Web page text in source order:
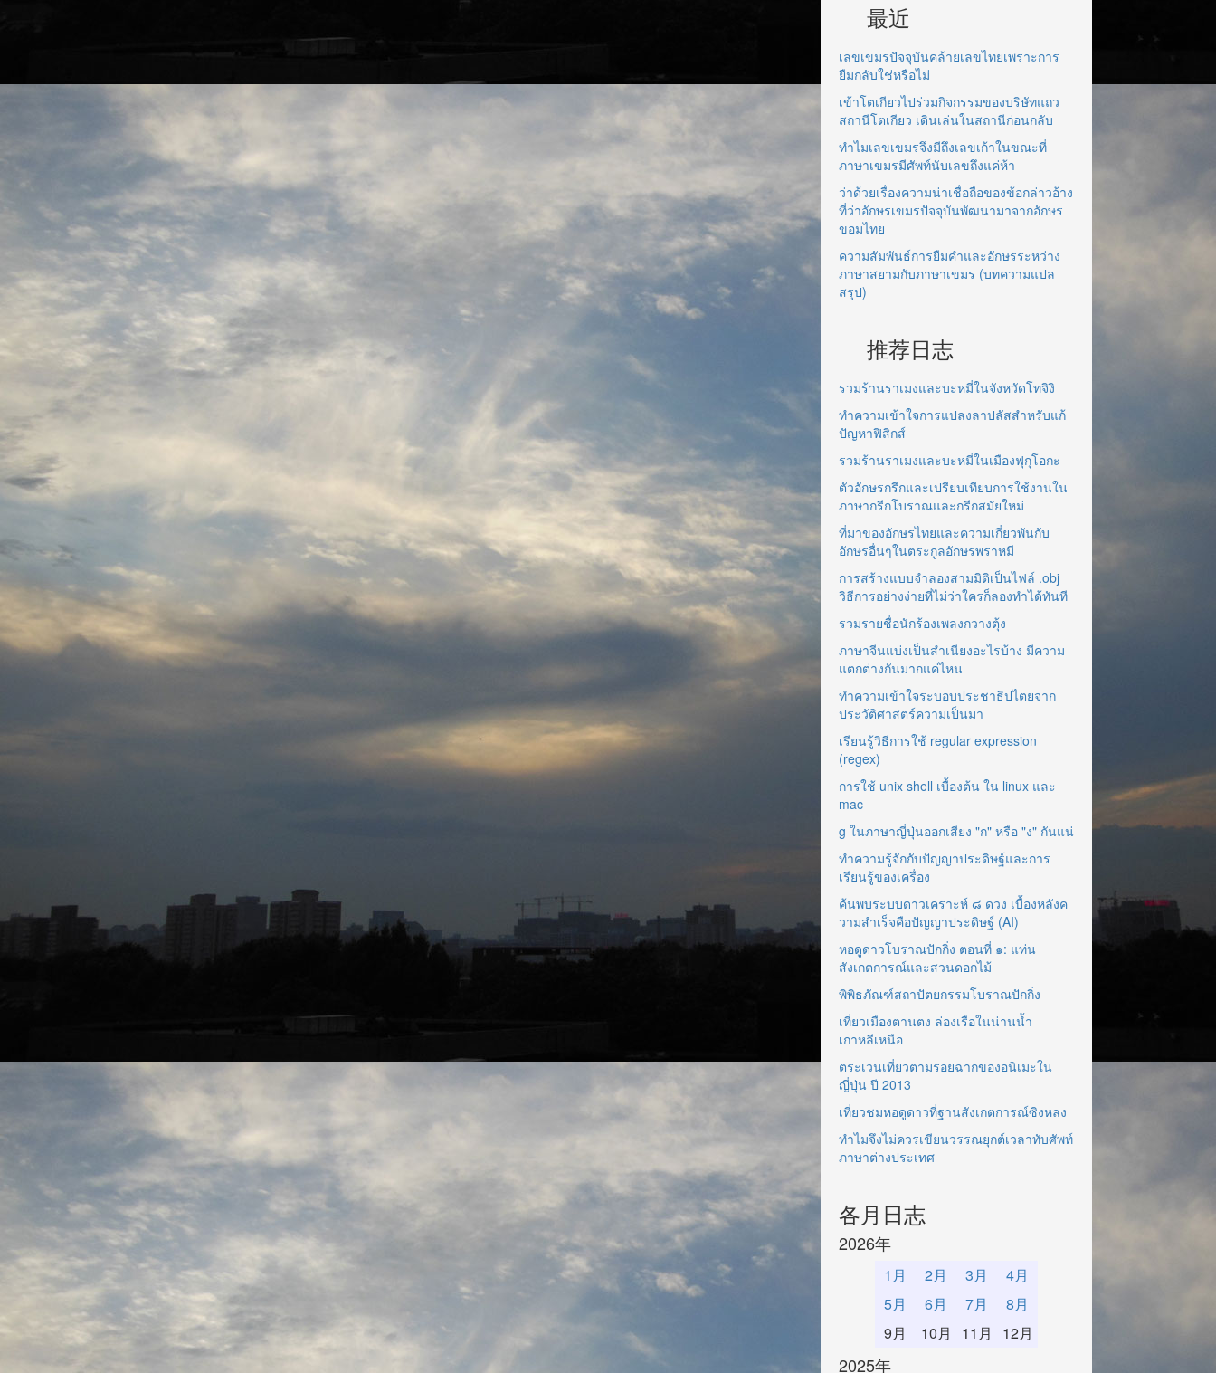
最近
เลขเขมรปัจจุบันคล้ายเลขไทยเพราะการ
ยืมกลับใช่หรือไม่
เข้าโตเกียวไปร่วมกิจกรรมของบริษัทแถว
สถานีโตเกียว เดินเล่นในสถานีก่อนกลับ
ทำไมเลขเขมรจึงมีถึงเลขเก้าในขณะที่
ภาษาเขมรมีศัพท์นับเลขถึงแค่ห้า
ว่าด้วยเรื่องความน่าเชื่อถือของข้อกล่าวอ้าง
ที่ว่าอักษรเขมรปัจจุบันพัฒนามาจากอักษร
ขอมไทย
ความสัมพันธ์การยืมคำและอักษรระหว่าง
ภาษาสยามกับภาษาเขมร (บทความแปล
สรุป)
推荐日志
รวมร้านราเมงและบะหมี่ในจังหวัดโทจิงิ
ทำความเข้าใจการแปลงลาปลัสสำหรับแก้
ปัญหาฟิสิกส์
รวมร้านราเมงและบะหมี่ในเมืองฟุกุโอกะ
ตัวอักษรกรีกและเปรียบเทียบการใช้งานใน
ภาษากรีกโบราณและกรีกสมัยใหม่
ที่มาของอักษรไทยและความเกี่ยวพันกับ
อักษรอื่นๆในตระกูลอักษรพราหมี
การสร้างแบบจำลองสามมิติเป็นไฟล์ .obj
วิธีการอย่างง่ายที่ไม่ว่าใครก็ลองทำได้ทันที
รวมรายชื่อนักร้องเพลงกวางตุ้ง
ภาษาจีนแบ่งเป็นสำเนียงอะไรบ้าง มีความ
แตกต่างกันมากแค่ไหน
ทำความเข้าใจระบอบประชาธิปไตยจาก
ประวัติศาสตร์ความเป็นมา
เรียนรู้วิธีการใช้ regular expression
(regex)
การใช้ unix shell เบื้องต้น ใน linux และ
mac
g ในภาษาญี่ปุ่นออกเสียง "ก" หรือ "ง" กันแน่
ทำความรู้จักกับปัญญาประดิษฐ์และการ
เรียนรู้ของเครื่อง
ค้นพบระบบดาวเคราะห์ ๘ ดวง เบื้องหลังค
วามสำเร็จคือปัญญาประดิษฐ์ (AI)
หอดูดาวโบราณปักกิ่ง ตอนที่ ๑: แท่น
สังเกตการณ์และสวนดอกไม้
พิพิธภัณฑ์สถาปัตยกรรมโบราณปักกิ่ง
เที่ยวเมืองตานตง ล่องเรือในน่านน้ำ
เกาหลีเหนือ
ตระเวนเที่ยวตามรอยฉากของอนิเมะใน
ญี่ปุ่น ปี 2013
เที่ยวชมหอดูดาวที่ฐานสังเกตการณ์ซิงหลง
ทำไมจึงไม่ควรเขียนวรรณยุกต์เวลาทับศัพท์
ภาษาต่างประเทศ
各月日志
2026年
1月 2月 3月
4月
5月
6月 7月
8月
9月
10月 11月 12月
2025年